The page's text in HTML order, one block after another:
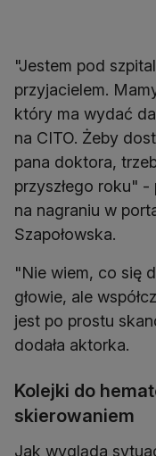
"Jestem pod
przyjacielem.
który ma wydać
na CITO. Żeby
pana doktora,
przyszłego roku" -
na nagraniu w
Szapołowska.
"Nie wiem, co się
głowie, ale
jest po prostu
dodała aktorka.
Kolejki do
skierowaniem
Jak wygląda